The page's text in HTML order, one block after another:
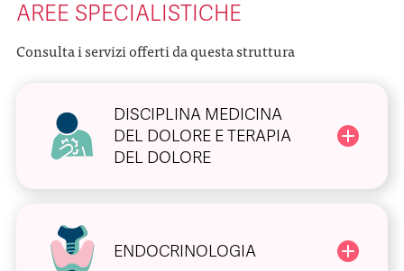
AREE SPECIALISTICHE
Consulta i servizi offerti da questa struttura
DISCIPLINA MEDICINA
DEL DOLORE E TERAPIA
DEL DOLORE
ENDOCRINOLOGIA